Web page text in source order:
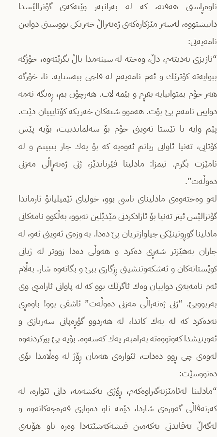
ناوەڕاستی هەفتە، كە لە بەرانبەر وێنەكەی گۆنزالێسدا
دانیشتووە، لەسەر مێزكارەكەی ژەنەراڵ خەریكی نووسینی دوایین
نامەیەتی:
“ئازیزی نەدیتەم، دڵ، وەختە لە سینەمدا باڵ بگرێتەوە، خۆزگە
ببوایەتە كۆترێك و ئەم نامەیەم لە قاچی ببەستایە. نا، خۆزگە
هەر خۆم بمتوانیایە بفڕم و بێمە لات. هەرچۆن بم، ڕەنگە ئەمە
دوایین نامەم بێ بۆت. هەموو شتەكان خەریكە كۆتایییان دێت.
پێم وایە تا ئێستا ئەوینی خۆم بۆ سەلماندبیت، بۆیە پێش
كۆتایی، تەنیا ئاواتی ژیانم ئەوەیە كە بۆ یەك جار بتبینم و لە
ئامێزت بگرم. ئیمزا: مادلینا فێرناندێز، ژنی ژەنەڕاڵی مەزنی
دەوڵەت”.
لەو وەختەوەی مادلینای ناسی بوو، خولیای ئێمیلیانۆ ئارماندا
گۆنزالێس ئیتر تەنیا بۆ ئازادكردنی مێدێلین نەبوو، بەڵكوو نامەكانی
مادلینا گوڕوتینێكی جیاوازتریان پێ دەدا. بە وزەی ئەوینی ئەو، لە
جاران بەهێزتر شەڕی دەكرد و هەوڵی دەدا زووتر لە ژیانی
كوێستانەكان و ئەشكەوتنشینی ڕزگاری ببێ و بگاتەوە شار. بەڵام
ئەم نامەیەی دواییان وەك ئاگرێك بوو كە لە پاوانی ئارامیی وی
بەربووبێ. “ژنی ژەنەراڵی مەزنی دەوڵەت” ئاشقی بوو! باوەڕی
نەدەكرد كە لە یەك كاتدا، لە هەردوو گۆڕەپانی سەربازی و
ئەوینیشدا كەوتووەتە بەرامبەر یەك كەسەوە. بۆیە بێ بیركردنەوە
لەوەی چی ڕوو دەدات، ئێوارەی هەمان ڕۆژ لە وەڵامدا بۆی
دەنووسێت:
“مادلینا لەئامێزنەگیراوەكەم، ڕۆژی یەكشەمە، دانی ئێوارە، لە
كەرنەڤاڵی گەورەی شاردا، دێمە ناو دەواری قەرەجەكانەوە و
لەگەڵ تەقاندنی یەكەمین فیشەكەشێتەدا وەرە ناو هۆبەی